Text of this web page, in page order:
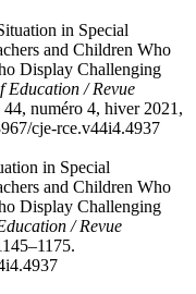
in Special
and Children Who
Display Challenging
Education / Revue
44, numéro 4, hiver 2021,
cje-rce.v44i4.4937
in Special
and Children Who
Display Challenging
/ Revue